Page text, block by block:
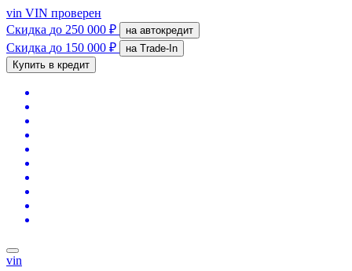
vin VIN проверен
Скидка до 250 000 ₽ на автокредит
Скидка до 150 000 ₽
на Trade-In
Купить в кредит
vin